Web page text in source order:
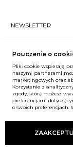
NEWSLETTER
się do naszego
ZAPISZ MNIE
Unia Europejska
Pouczenie o
Pliki cookie wspierają
naszymi partnerami
marketingowych oraz
Korzystanie z
zgody, którą możesz
preferencjami
o swoich preferencjach.